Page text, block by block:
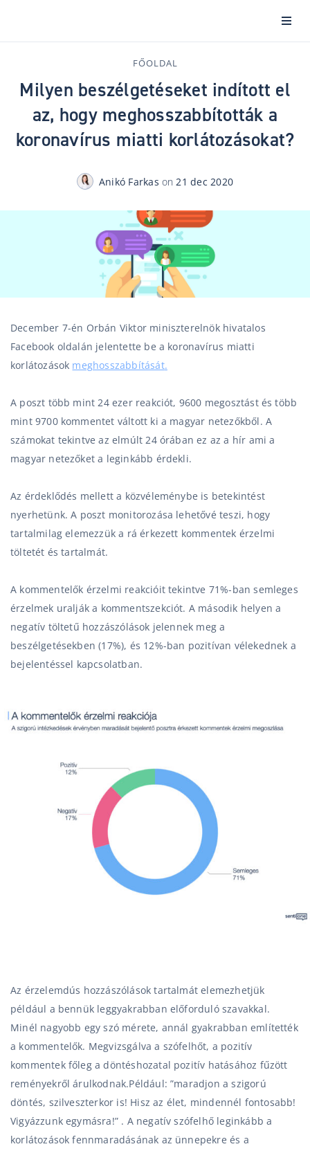
FŐOLDAL
Milyen beszélgetéseket indított el
az, hogy meghosszabbították a
koronavírus miatti korlátozásokat?
Anikó Farkas on 21 dec 2020
December 7-én Orbán Viktor miniszterelnök hivatalos
Facebook oldalán jelentette be a koronavírus miatti
korlátozások meghosszabbítását.
A poszt több mint 24 ezer reakciót, 9600 megosztást és több
mint 9700 kommentet váltott ki a magyar netezőkből. A
számokat tekintve az elmúlt 24 órában ez az a hír ami a
magyar netezőket a leginkább érdekli.
Az érdeklődés mellett a közvéleménybe is betekintést
nyerhetünk. A poszt monitorozása lehetővé teszi, hogy
tartalmilag elemezzük a rá érkezett kommentek érzelmi
töltetét és tartalmát.
A kommentelők érzelmi reakcióit tekintve 71%-ban semleges
érzelmek uralják a kommentszekciót. A második helyen a
negatív töltetű hozzászólások jelennek meg a
beszélgetésekben (17%), és 12%-ban pozitívan vélekednek a
bejelentéssel kapcsolatban.
Az érzelemdús hozzászólások tartalmát elemezhetjük
például a bennük leggyakrabban előforduló szavakkal.
Minél nagyobb egy szó mérete, annál gyakrabban említették
a kommentelők. Megvizsgálva a szófelhőt, a pozitív
kommentek főleg a döntéshozatal pozitív hatásához fűzött
reményekről árulkodnak.Például:”maradjon a szigorú
döntés, szilveszterkor is! Hisz az élet, mindennél fontosabb!
Vigyázzunk egymásra!” . A negatív szófelhő leginkább a
korlátozások fennmaradásának az ünnepekre és a